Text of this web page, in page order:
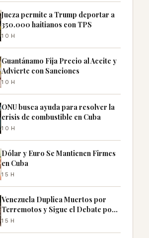
Jueza permite a Trump deportar a
350.000 haitianos con TPS
10H
Guantánamo Fija Precio al Aceite y
Advierte con Sanciones
10H
ONU busca ayuda para resolver la
crisis de combustible en Cuba
10H
Dólar y Euro Se Mantienen Firmes
en Cuba
15H
Venezuela Duplica Muertos por
Terremotos y Sigue el Debate por
Desaparecidos
15H